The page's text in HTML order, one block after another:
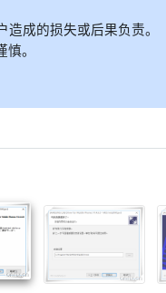
成的损失或后果负责。
。